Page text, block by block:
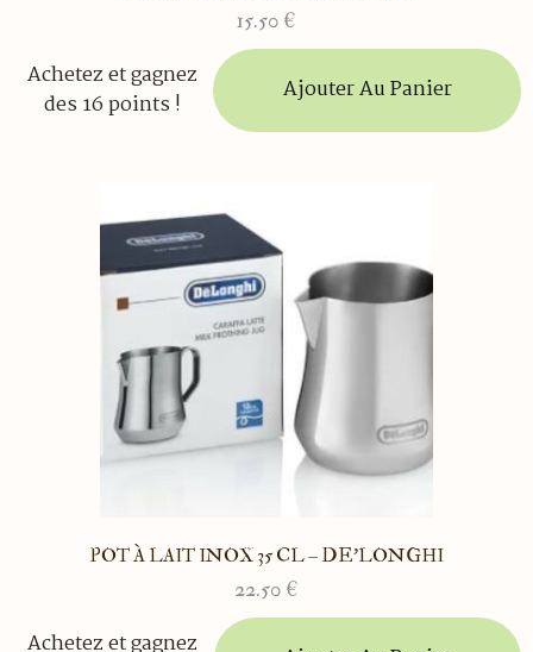
15.50 €
Achetez et gagnez
des 16 points !
Ajouter Au Panier
POT À LAIT INOX 35 CL – DE’LONGHI
22.50 €
Achetez et gagnez